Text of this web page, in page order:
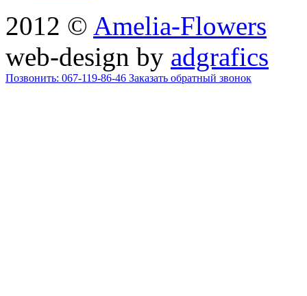
2012 © Amelia-Flowers
web-design by adgrafics
Позвонить: 067-119-86-46 Заказать обратный звонок